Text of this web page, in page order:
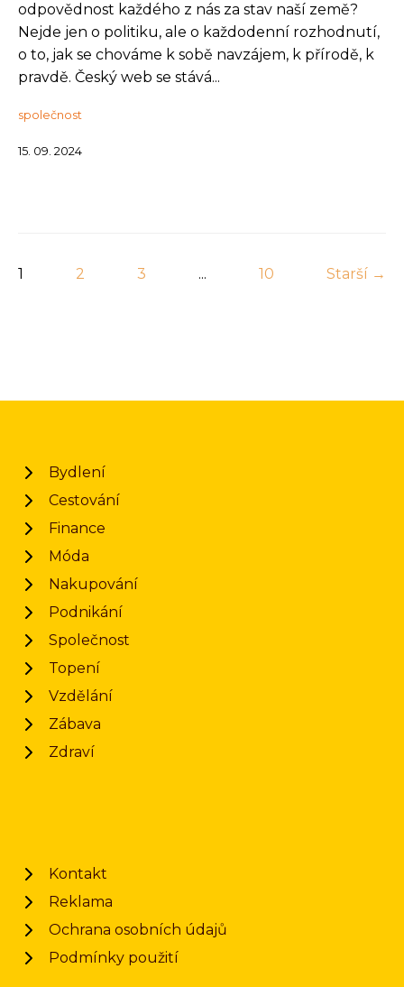
odpovědnost každého z nás za stav naší země?
Nejde jen o politiku, ale o každodenní rozhodnutí,
o to, jak se chováme k sobě navzájem, k přírodě, k
pravdě. Český web se stává...
společnost
15. 09. 2024
1 2 3 ... 10 Starší →
Bydlení
Cestování
Finance
Móda
Nakupování
Podnikání
Společnost
Topení
Vzdělání
Zábava
Zdraví
Kontakt
Reklama
Ochrana osobních údajů
Podmínky použití